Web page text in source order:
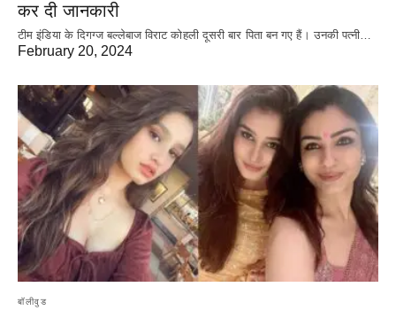
कर दी‌ जानकारी
टीम इंडिया के दिगग्ज बल्लेबाज विराट कोहली दूसरी बार पिता बन गए हैं। उनकी पत्नी…
February 20, 2024
बॉलीवुड